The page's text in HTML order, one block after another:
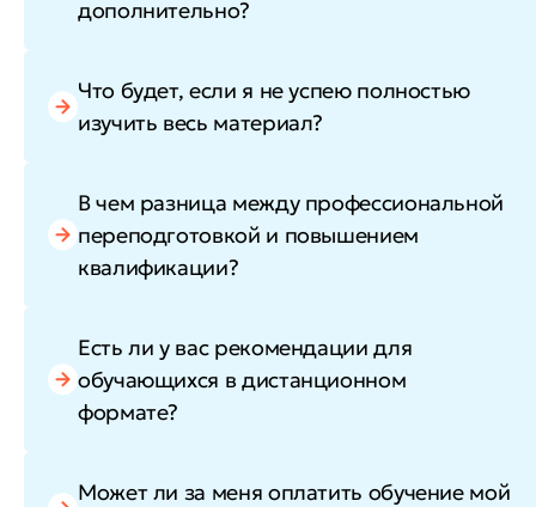
дополнительно?
Что будет, если я не успею полностью
изучить весь материал?
В чем разница между профессиональной
переподготовкой и повышением
квалификации?
Есть ли у вас рекомендации для
обучающихся в дистанционном
формате?
Может ли за меня оплатить обучение мой